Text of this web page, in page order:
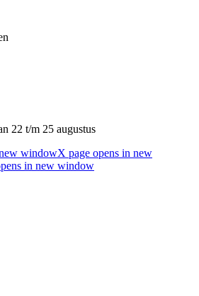
22 t/m 25 augustus
windowX page opens in new
in new window